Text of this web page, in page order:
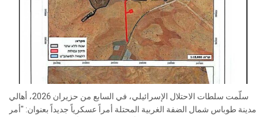
سلّمت سلطات الاحتلال الإسرائيلي، في السابع من حزيران 2026، أهالي
مدينة طوباس شمال الضفة الغربية المحتلة أمراً عسكرياً جديداً بعنوان: "أمر